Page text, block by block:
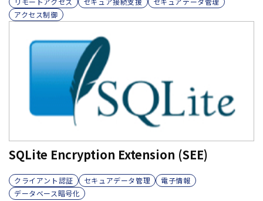
アクセス制御
SQLite Encryption Extension (SEE)
クライアント認証 セキュアデータ管理
電子情報
データベース暗号化